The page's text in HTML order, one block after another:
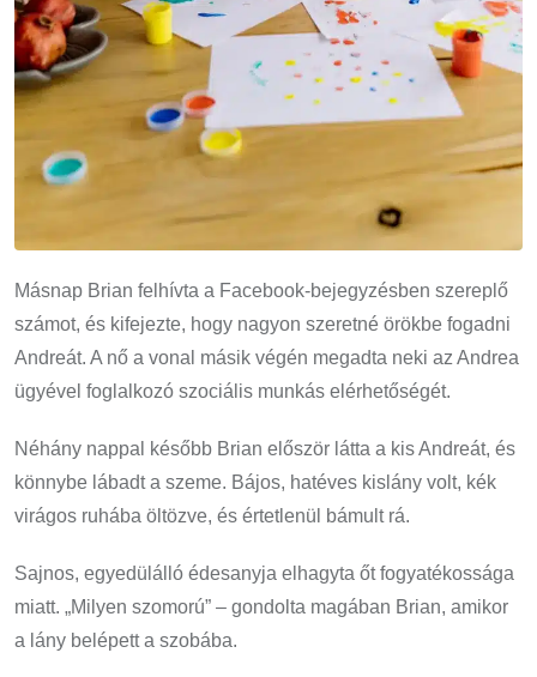
Másnap Brian felhívta a Facebook-bejegyzésben szereplő
számot, és kifejezte, hogy nagyon szeretné örökbe fogadni
Andreát. A nő a vonal másik végén megadta neki az Andrea
ügyével foglalkozó szociális munkás elérhetőségét.
Néhány nappal később Brian először látta a kis Andreát, és
könnybe lábadt a szeme. Bájos, hatéves kislány volt, kék
virágos ruhába öltözve, és értetlenül bámult rá.
Sajnos, egyedülálló édesanyja elhagyta őt fogyatékossága
miatt. „Milyen szomorú” – gondolta magában Brian, amikor
a lány belépett a szobába.